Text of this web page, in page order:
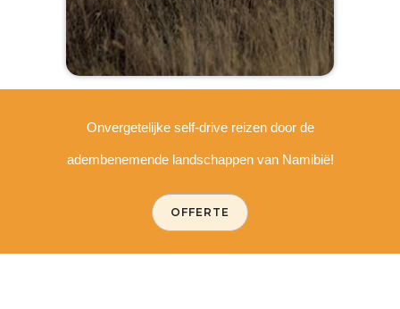
Onvergetelijke self-drive reizen door de
adembenemende landschappen van Namibië!
OFFERTE